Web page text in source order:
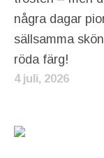
några dagar
sällsamma
röda färg!
4 juli, 2026